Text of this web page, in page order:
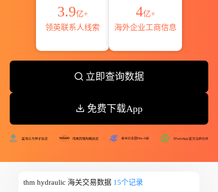
3.9亿+
领英联系人线索
4亿+
海外企业工商信息
立即查询数据
免费下载App
thm hydraulic 海关交易数据 15个记录